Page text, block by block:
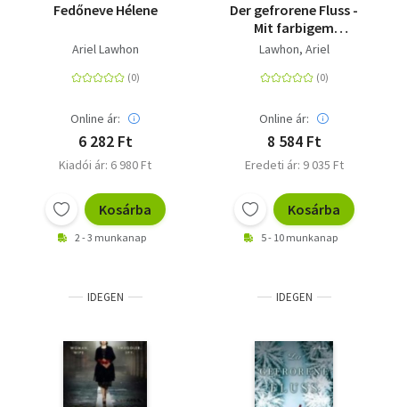
Fedőneve Hélene
Ariel Lawhon
Online ár:
6 282 Ft
Kiadói ár: 6 980 Ft
Kosárba
2 - 3 munkanap
Der gefrorene Fluss -
Mit farbigem
Buchschnitt in
Lawhon, Ariel
Online ár:
8 584 Ft
Eredeti ár: 9 035 Ft
Kosárba
5 - 10 munkanap
IDEGEN IDEGEN